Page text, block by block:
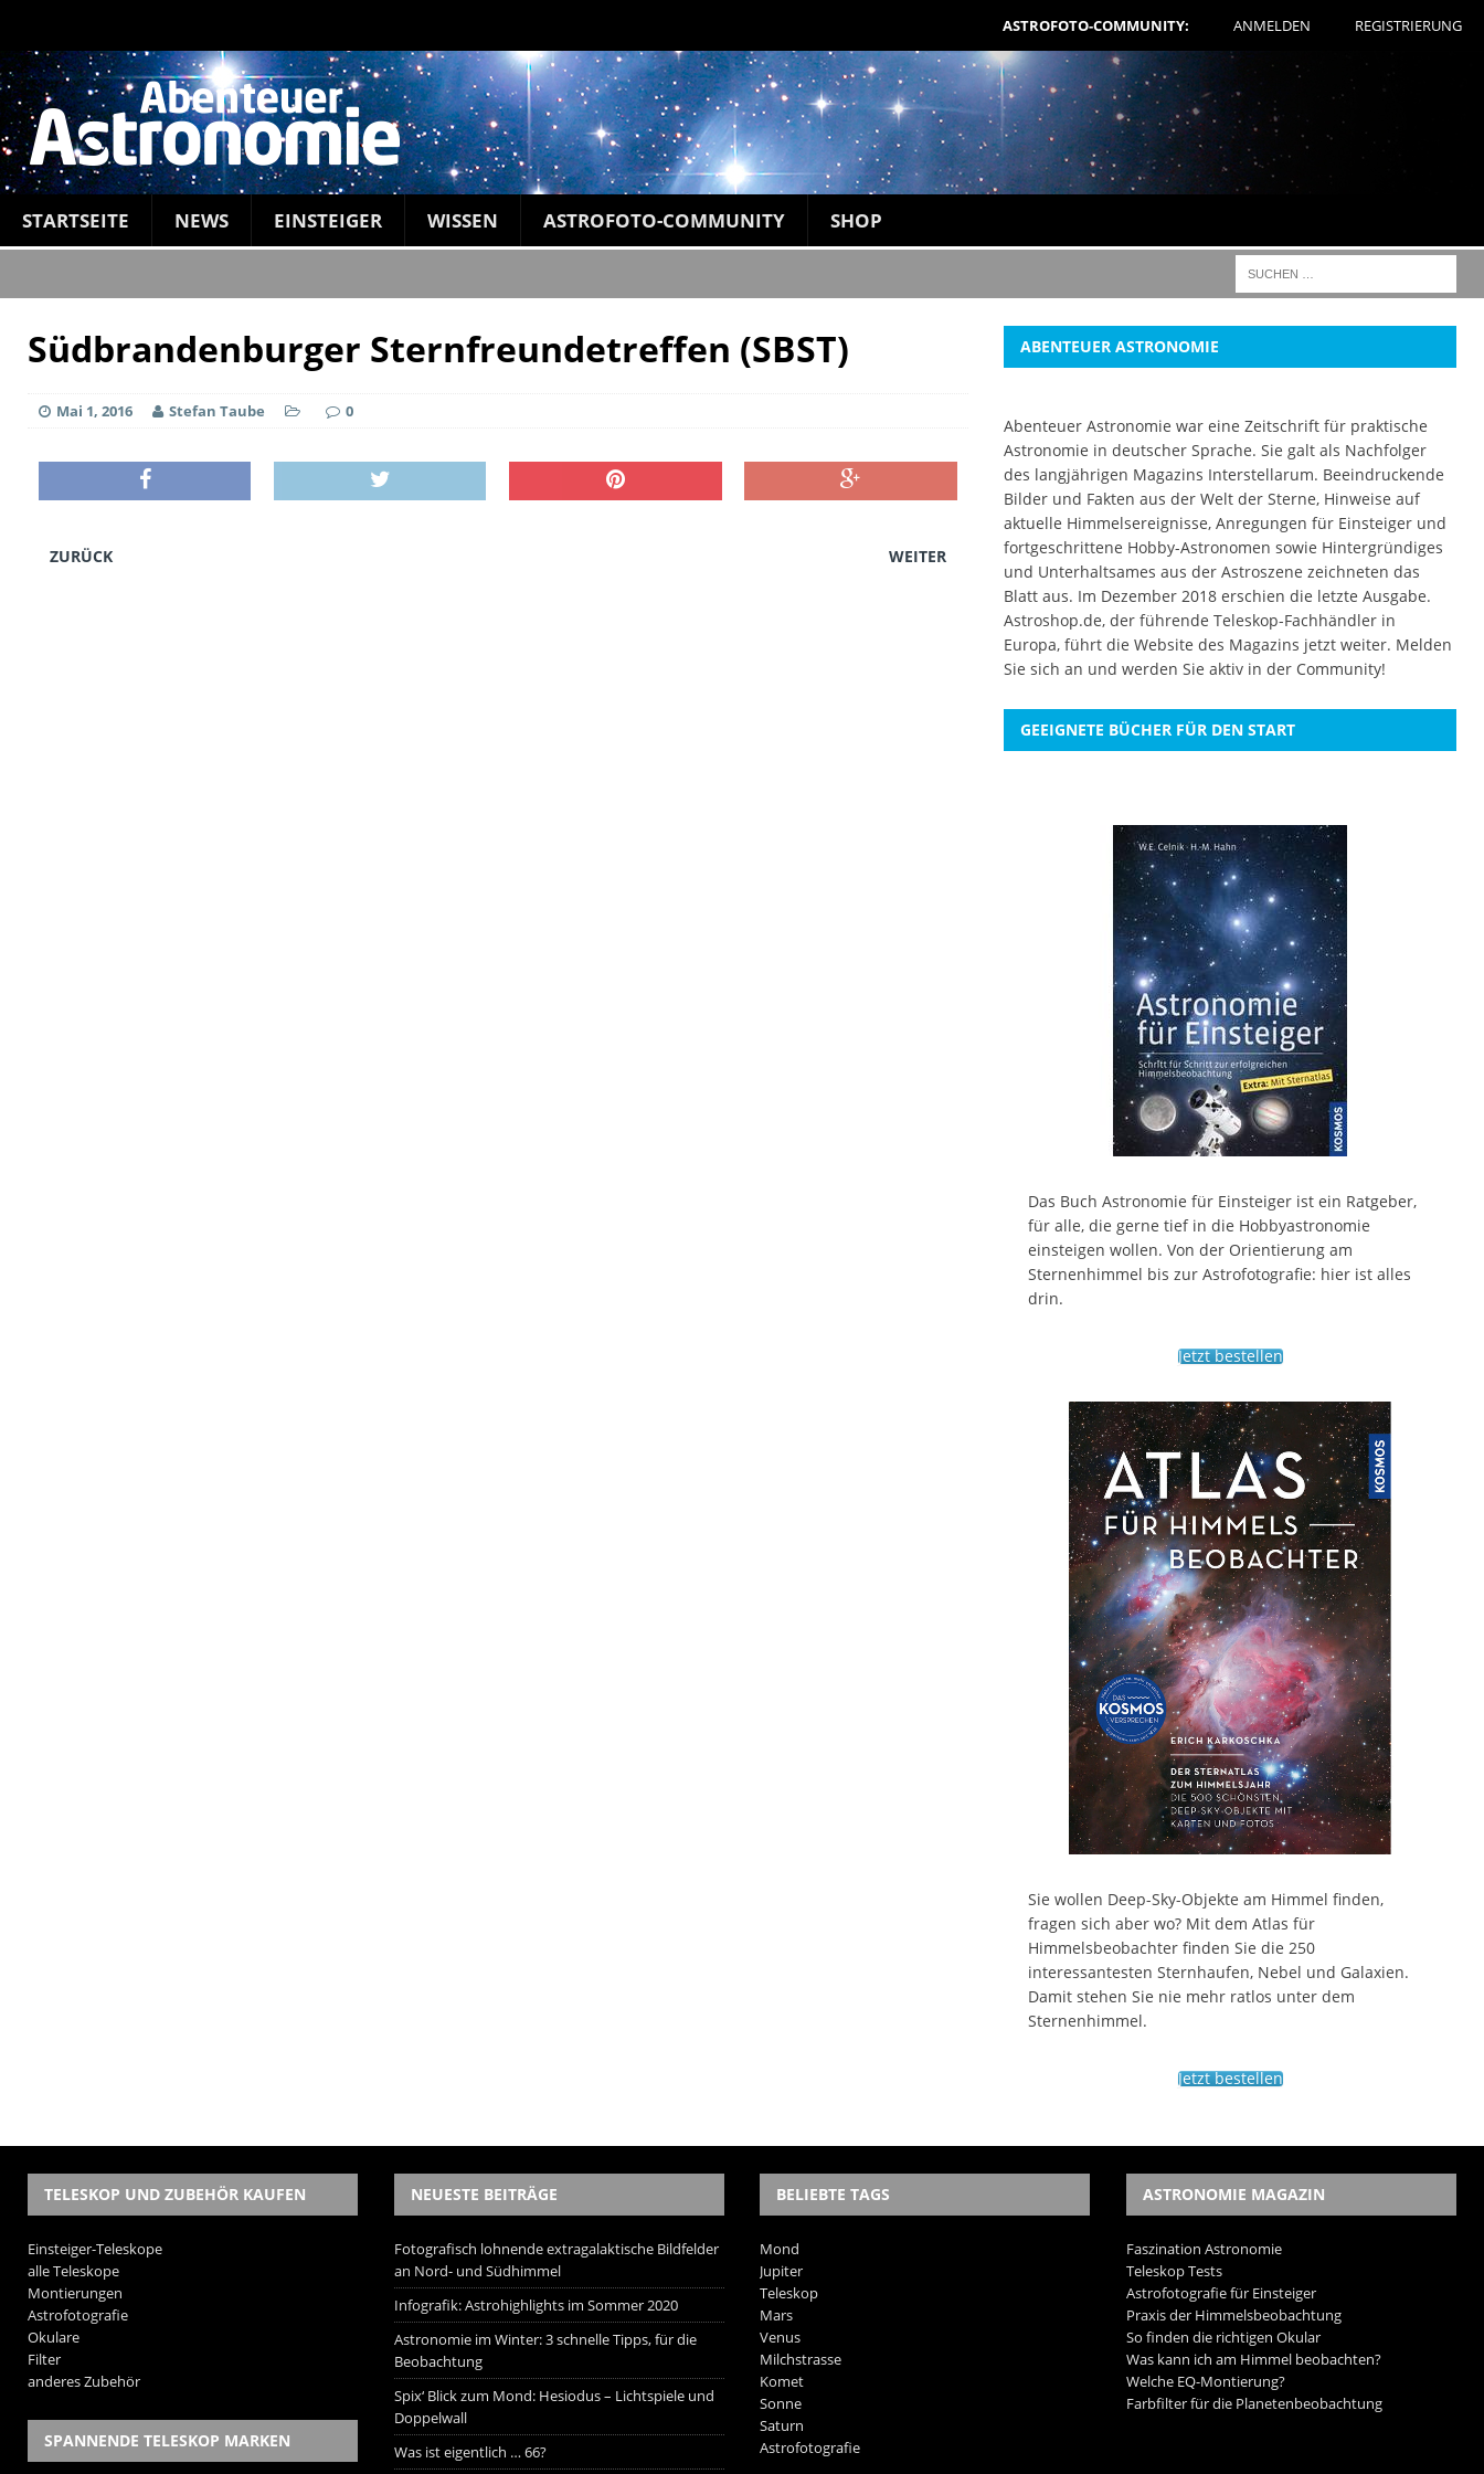
ASTROFOTO-COMMUNITY: ANMELDEN REGISTRIERUNG
STARTSEITE NEWS EINSTEIGER WISSEN ASTROFOTO-COMMUNITY SHOP
Südbrandenburger Sternfreundetreffen (SBST)
Mai 1, 2016 Stefan Taube 0
ZURÜCK WEITER
ABENTEUER ASTRONOMIE
Abenteuer Astronomie war eine Zeitschrift für praktische
Astronomie in deutscher Sprache. Sie galt als Nachfolger
des langjährigen Magazins Interstellarum. Beeindruckende
Bilder und Fakten aus der Welt der Sterne, Hinweise auf
aktuelle Himmelsereignisse, Anregungen für Einsteiger und
fortgeschrittene Hobby-Astronomen sowie Hintergründiges
und Unterhaltsames aus der Astroszene zeichneten das
Blatt aus. Im Dezember 2018 erschien die letzte Ausgabe.
Astroshop.de, der führende Teleskop-Fachhändler in
Europa, führt die Website des Magazins jetzt weiter. Melden
Sie sich an und werden Sie aktiv in der Community!
GEEIGNETE BÜCHER FÜR DEN START
Das Buch Astronomie für Einsteiger ist ein Ratgeber,
für alle, die gerne tief in die Hobbyastronomie
einsteigen wollen. Von der Orientierung am
Sternenhimmel bis zur Astrofotografie: hier ist alles
drin.
Jetzt bestellen
Sie wollen Deep-Sky-Objekte am Himmel finden,
fragen sich aber wo? Mit dem Atlas für
Himmelsbeobachter finden Sie die 250
interessantesten Sternhaufen, Nebel und Galaxien.
Damit stehen Sie nie mehr ratlos unter dem
Sternenhimmel.
Jetzt bestellen
TELESKOP UND ZUBEHÖR KAUFEN
Einsteiger-Teleskope
alle Teleskope
Montierungen
Astrofotografie
Okulare
Filter
anderes Zubehör
SPANNENDE TELESKOP MARKEN
NEUESTE BEITRÄGE
Fotografisch lohnende extragalaktische Bildfelder
an Nord- und Südhimmel
Infografik: Astrohighlights im Sommer 2020
Astronomie im Winter: 3 schnelle Tipps, für die
Beobachtung
Spix‘ Blick zum Mond: Hesiodus – Lichtspiele und
Doppelwall
Was ist eigentlich … 66?
BELIEBTE TAGS
Mond
Jupiter
Teleskop
Mars
Venus
Milchstrasse
Komet
Sonne
Saturn
Astrofotografie
ASTRONOMIE MAGAZIN
Faszination Astronomie
Teleskop Tests
Astrofotografie für Einsteiger
Praxis der Himmelsbeobachtung
So finden die richtigen Okular
Was kann ich am Himmel beobachten?
Welche EQ-Montierung?
Farbfilter für die Planetenbeobachtung